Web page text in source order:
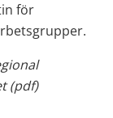
för
(pdf)